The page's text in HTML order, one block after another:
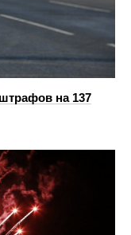
на 137